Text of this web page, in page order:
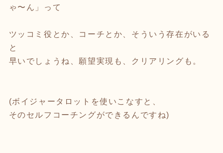
ゃ〜ん」って
ツッコミ役とか、コーチとか、そういう存在がいる
と
早いでしょうね、願望実現も、クリアリングも。
(ボイジャータロットを使いこなすと、
そのセルフコーチングができるんですね)